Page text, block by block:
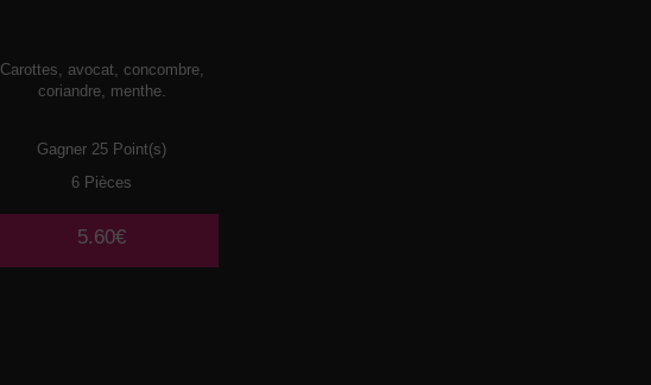
Carottes, avocat, concombre,
coriandre, menthe.
Gagner 25 Point(s)
6 Pièces
5.60€